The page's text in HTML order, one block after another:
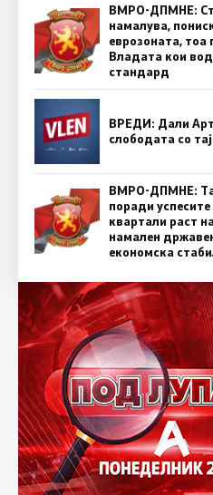
ВМРО-ДПМНЕ:
намалува,
еврозоната, тоа
Владата кои
стандард
ВРЕДИ: Дали
слободата со
ВМРО-ДПМНЕ:
поради
квартали раст
намален
економска